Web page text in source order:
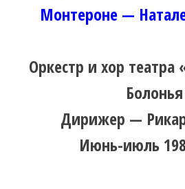
Монтероне —
Оркестр и хор
Болонья
Дирижер —
Июнь-июль